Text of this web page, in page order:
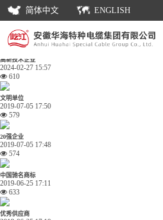
简体中文 ENGLISH
首页
关于我们
列表
高新技术企业
2024-02-27 15:57
610
文明单位
2019-07-05 17:50
579
20强企业
2019-07-05 17:48
574
中国驰名商标
2019-06-25 17:11
633
优秀供应商